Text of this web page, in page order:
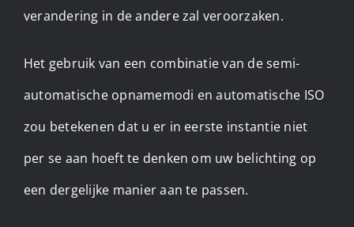
verandering in de andere zal veroorzaken.
Het gebruik van een combinatie van de semi-
automatische opnamemodi en automatische ISO
zou betekenen dat u er in eerste instantie niet
per se aan hoeft te denken om uw belichting op
een dergelijke manier aan te passen.